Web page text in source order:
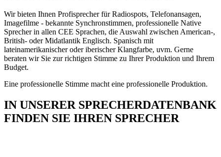
Wir bieten Ihnen Profisprecher für Radiospots, Telefonansagen,
Imagefilme - bekannte Synchronstimmen, professionelle Native
Sprecher in allen CEE Sprachen, die Auswahl zwischen American-,
British- oder Midatlantik Englisch. Spanisch mit
lateinamerikanischer oder iberischer Klangfarbe, uvm. Gerne
beraten wir Sie zur richtigen Stimme zu Ihrer Produktion und Ihrem
Budget.
Eine professionelle Stimme macht eine professionelle Produktion.
IN UNSERER SPRECHERDATENBANK
FINDEN SIE IHREN SPRECHER